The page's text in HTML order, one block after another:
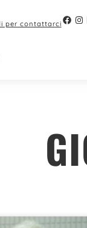
per contattarci